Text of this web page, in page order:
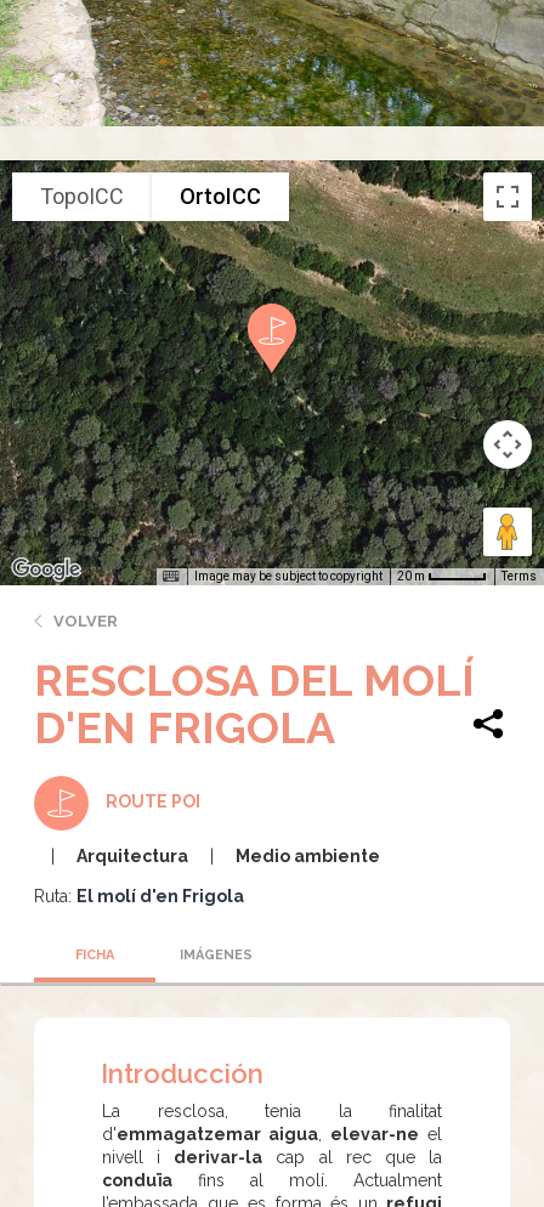
TopoICC OrtoICC
Image may be subject to copyright 20 m Terms
VOLVER
RESCLOSA DEL MOLÍ
D'EN FRIGOLA
ROUTE POI
Arquitectura Medio ambiente
Ruta: El molí d'en Frigola
FICHA IMÁGENES
Introducción
La resclosa, tenia la finalitat
d'emmagatzemar aigua elevar-ne el
nivell i derivar-la cap al rec que la
conduïa fins al molí. Actualment
l’embassada que es forma és un refugi